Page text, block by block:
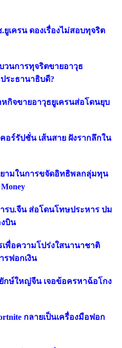
เครน ดองเรื่องไม่สอบทุจริต
วนการทุจริตขายอาวุธ
ระธานาธิบดี?
กิจขายอาวุธยูเครนส่อโดนยุบ
ร์รัปชั่น เส้นสาย ฝังรากลึกใน
ามในการขจัดอิทธิพลกลุ่มทุน
รบ.จีน ส่อโดนโทษประหาร ปม
บิน
พื่อความโปร่งใสนานาชาติ
รฟอกเงิน
กษ์ใหญ่จีน เจอข้อครหาฉ้อโกง
กลายเป็นเครื่องมือฟอก